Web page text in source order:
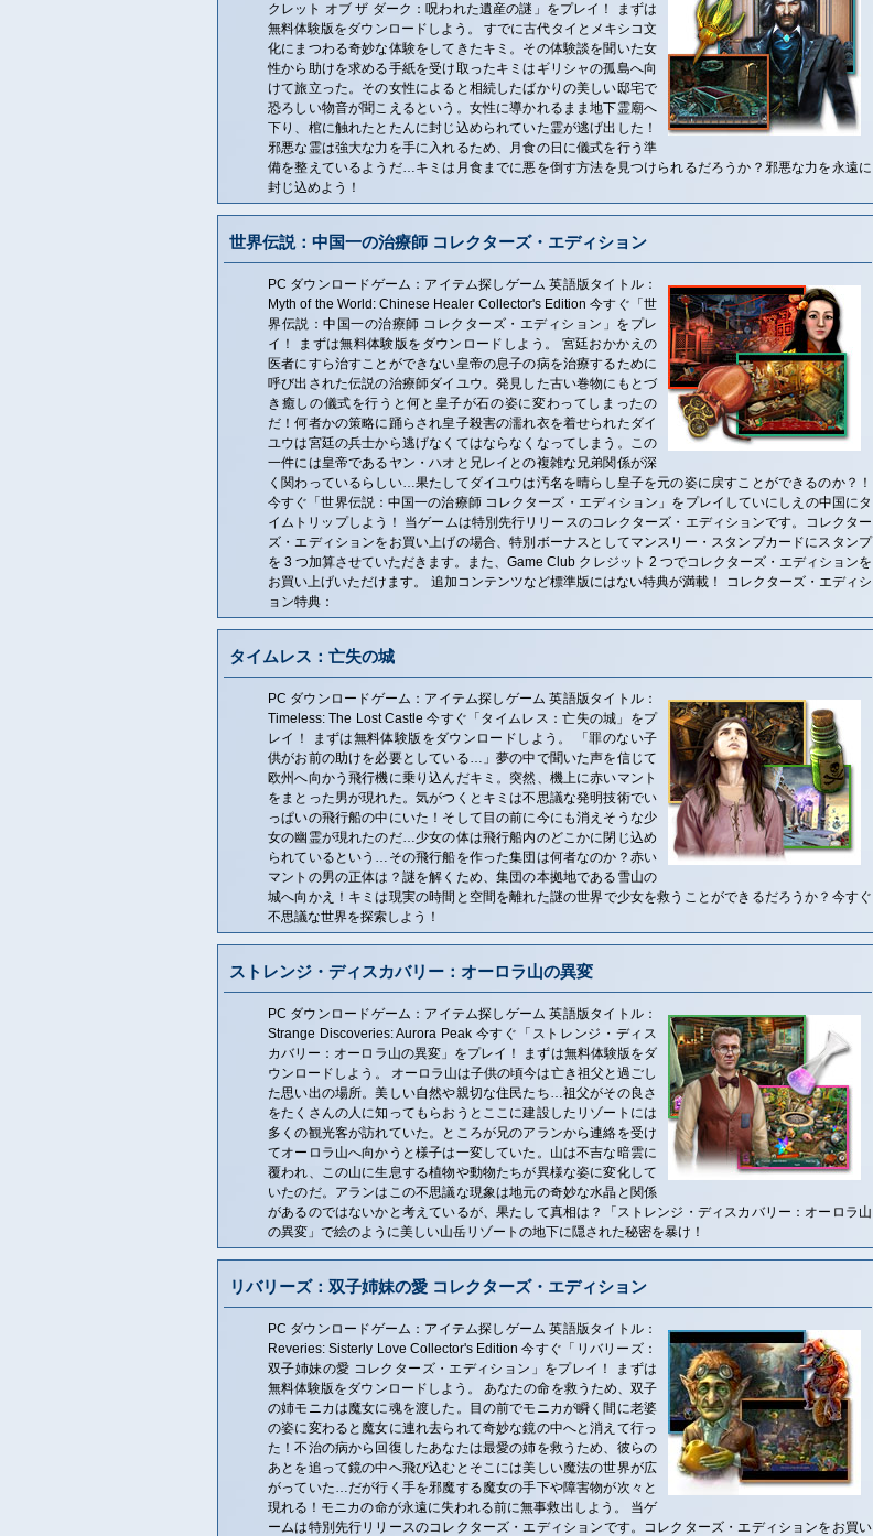
クレット オブ ザ ダーク：呪われた遺産の謎」をプレイ！ まずは
無料体験版をダウンロードしよう。 すでに古代タイとメキシコ文
化にまつわる奇妙な体験をしてきたキミ。その体験談を聞いた女
性から助けを求める手紙を受け取ったキミはギリシャの孤島へ向
けて旅立った。その女性によると相続したばかりの美しい邸宅で
恐ろしい物音が聞こえるという。女性に導かれるまま地下霊廟へ
下り、棺に触れたとたんに封じ込められていた霊が逃げ出した！
邪悪な霊は強大な力を手に入れるため、月食の日に儀式を行う準
備を整えているようだ…キミは月食までに悪を倒す方法を見つけられるだろうか？邪悪な力を永遠に
封じ込めよう！
世界伝説：中国一の治療師 コレクターズ・エディション
PC ダウンロードゲーム：アイテム探しゲーム 英語版タイトル：
Myth of the World: Chinese Healer Collector's Edition 今すぐ「世
界伝説：中国一の治療師 コレクターズ・エディション」をプレ
イ！ まずは無料体験版をダウンロードしよう。 宮廷おかかえの
医者にすら治すことができない皇帝の息子の病を治療するために
呼び出された伝説の治療師ダイユウ。発見した古い巻物にもとづ
き癒しの儀式を行うと何と皇子が石の姿に変わってしまったの
だ！何者かの策略に踊らされ皇子殺害の濡れ衣を着せられたダイ
ユウは宮廷の兵士から逃げなくてはならなくなってしまう。この
一件には皇帝であるヤン・ハオと兄レイとの複雑な兄弟関係が深
く関わっているらしい…果たしてダイユウは汚名を晴らし皇子を元の姿に戻すことができるのか？！
今すぐ「世界伝説：中国一の治療師 コレクターズ・エディション」をプレイしていにしえの中国にタ
イムトリップしよう！ 当ゲームは特別先行リリースのコレクターズ・エディションです。コレクター
ズ・エディションをお買い上げの場合、特別ボーナスとしてマンスリー・スタンプカードにスタンプ
を 3 つ加算させていただきます。また、Game Club クレジット 2 つでコレクターズ・エディションを
お買い上げいただけます。 追加コンテンツなど標準版にはない特典が満載！ コレクターズ・エディシ
ョン特典：
タイムレス：亡失の城
PC ダウンロードゲーム：アイテム探しゲーム 英語版タイトル：
Timeless: The Lost Castle 今すぐ「タイムレス：亡失の城」をプ
レイ！ まずは無料体験版をダウンロードしよう。 「罪のない子
供がお前の助けを必要としている…」夢の中で聞いた声を信じて
欧州へ向かう飛行機に乗り込んだキミ。突然、機上に赤いマント
をまとった男が現れた。気がつくとキミは不思議な発明技術でい
っぱいの飛行船の中にいた！そして目の前に今にも消えそうな少
女の幽霊が現れたのだ…少女の体は飛行船内のどこかに閉じ込め
られているという…その飛行船を作った集団は何者なのか？赤い
マントの男の正体は？謎を解くため、集団の本拠地である雪山の
城へ向かえ！キミは現実の時間と空間を離れた謎の世界で少女を救うことができるだろうか？今すぐ
不思議な世界を探索しよう！
ストレンジ・ディスカバリー：オーロラ山の異変
PC ダウンロードゲーム：アイテム探しゲーム 英語版タイトル：
Strange Discoveries: Aurora Peak 今すぐ「ストレンジ・ディス
カバリー：オーロラ山の異変」をプレイ！ まずは無料体験版をダ
ウンロードしよう。 オーロラ山は子供の頃今は亡き祖父と過ごし
た思い出の場所。美しい自然や親切な住民たち…祖父がその良さ
をたくさんの人に知ってもらおうとここに建設したリゾートには
多くの観光客が訪れていた。ところが兄のアランから連絡を受け
てオーロラ山へ向かうと様子は一変していた。山は不吉な暗雲に
覆われ、この山に生息する植物や動物たちが異様な姿に変化して
いたのだ。アランはこの不思議な現象は地元の奇妙な水晶と関係
があるのではないかと考えているが、果たして真相は？「ストレンジ・ディスカバリー：オーロラ山
の異変」で絵のように美しい山岳リゾートの地下に隠された秘密を暴け！
リバリーズ：双子姉妹の愛 コレクターズ・エディション
PC ダウンロードゲーム：アイテム探しゲーム 英語版タイトル：
Reveries: Sisterly Love Collector's Edition 今すぐ「リバリーズ：
双子姉妹の愛 コレクターズ・エディション」をプレイ！ まずは
無料体験版をダウンロードしよう。 あなたの命を救うため、双子
の姉モニカは魔女に魂を渡した。目の前でモニカが瞬く間に老婆
の姿に変わると魔女に連れ去られて奇妙な鏡の中へと消えて行っ
た！不治の病から回復したあなたは最愛の姉を救うため、彼らの
あとを追って鏡の中へ飛び込むとそこには美しい魔法の世界が広
がっていた…だが行く手を邪魔する魔女の手下や障害物が次々と
現れる！モニカの命が永遠に失われる前に無事救出しよう。 当ゲ
ームは特別先行リリースのコレクターズ・エディションです。コレクターズ・エディションをお買い